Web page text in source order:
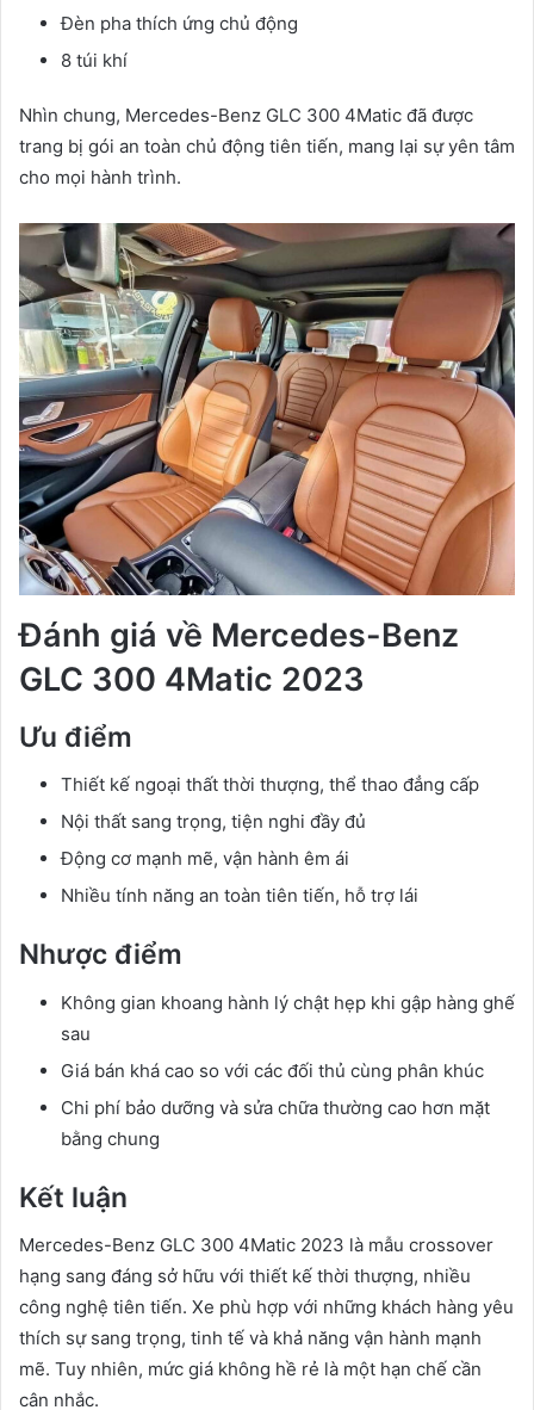
Đèn pha thích ứng chủ động
8 túi khí
Nhìn chung, Mercedes-Benz GLC 300 4Matic đã được
trang bị gói an toàn chủ động tiên tiến, mang lại sự yên tâm
cho mọi hành trình.
Đánh giá về Mercedes-Benz
GLC 300 4Matic 2023
Ưu điểm
Thiết kế ngoại thất thời thượng, thể thao đẳng cấp
Nội thất sang trọng, tiện nghi đầy đủ
Động cơ mạnh mẽ, vận hành êm ái
Nhiều tính năng an toàn tiên tiến, hỗ trợ lái
Nhược điểm
Không gian khoang hành lý chật hẹp khi gập hàng ghế
sau
Giá bán khá cao so với các đối thủ cùng phân khúc
Chi phí bảo dưỡng và sửa chữa thường cao hơn mặt
bằng chung
Kết luận
Mercedes-Benz GLC 300 4Matic 2023 là mẫu crossover
hạng sang đáng sở hữu với thiết kế thời thượng, nhiều
công nghệ tiên tiến. Xe phù hợp với những khách hàng yêu
thích sự sang trọng, tinh tế và khả năng vận hành mạnh
mẽ. Tuy nhiên, mức giá không hề rẻ là một hạn chế cần
cân nhắc.